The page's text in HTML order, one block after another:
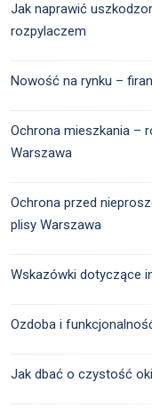
Jak naprawić
rozpylaczem
Nowość na rynku –
Ochrona mieszkania –
Warszawa
Ochrona przed
plisy Warszawa
Wskazówki dotyczące
Ozdoba i
Jak dbać o czystość